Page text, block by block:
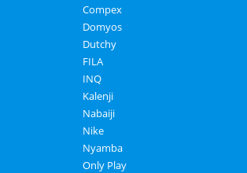
Compex
Domyos
Dutchy
FILA
INQ
Kalenji
Nabaiji
Nike
Nyamba
Only Play